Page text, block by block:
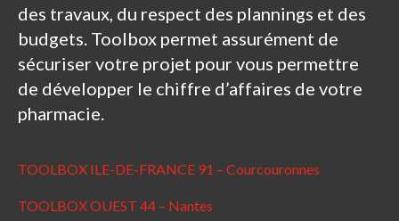
des travaux, du respect des plannings et des
budgets. Toolbox permet assurément de
sécuriser votre projet pour vous permettre
de développer le chiffre d’affaires de votre
pharmacie.
TOOLBOX ILE-DE-FRANCE 91 – Courcouronnes
TOOLBOX OUEST 44 – Nantes